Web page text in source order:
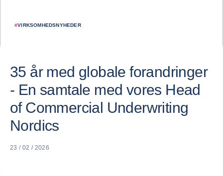
#VIRKSOMHEDSNYHEDER
35 år med globale forandringer
- En samtale med vores Head
of Commercial Underwriting
Nordics
23 / 02 / 2026